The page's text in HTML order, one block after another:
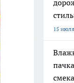
15 июля